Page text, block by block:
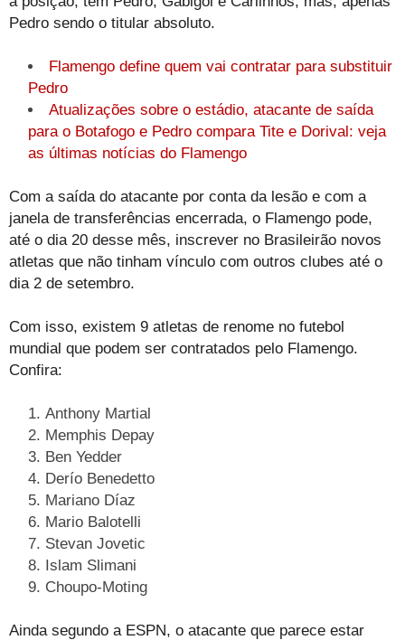
Pedro sendo o titular absoluto.
Flamengo define quem vai contratar para substituir
Pedro
Atualizações sobre o estádio, atacante de saída
para o Botafogo e Pedro compara Tite e Dorival: veja
as últimas notícias do Flamengo
Com a saída do atacante por conta da lesão e com a
janela de transferências encerrada, o Flamengo pode,
até o dia 20 desse mês, inscrever no Brasileirão novos
atletas que não tinham vínculo com outros clubes até o
dia 2 de setembro.
Com isso, existem 9 atletas de renome no futebol
mundial que podem ser contratados pelo Flamengo.
Confira:
Anthony Martial
Memphis Depay
Ben Yedder
Derío Benedetto
Mariano Díaz
Mario Balotelli
Stevan Jovetic
Islam Slimani
Choupo-Moting
Ainda segundo a ESPN, o atacante que parece estar